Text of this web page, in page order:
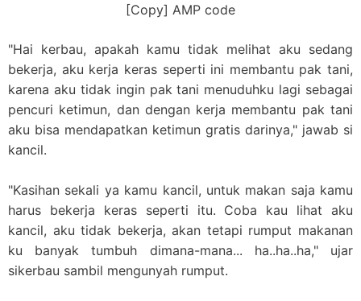
[Copy] AMP code
"Hai kerbau, apakah kamu tidak melihat aku sedang
bekerja, aku kerja keras seperti ini membantu pak tani,
karena aku tidak ingin pak tani menuduhku lagi sebagai
pencuri ketimun, dan dengan kerja membantu pak tani
aku bisa mendapatkan ketimun gratis darinya," jawab si
kancil.
"Kasihan sekali ya kamu kancil, untuk makan saja kamu
harus bekerja keras seperti itu. Coba kau lihat aku
kancil, aku tidak bekerja, akan tetapi rumput makanan
ku banyak tumbuh dimana-mana... ha..ha..ha," ujar
sikerbau sambil mengunyah rumput.